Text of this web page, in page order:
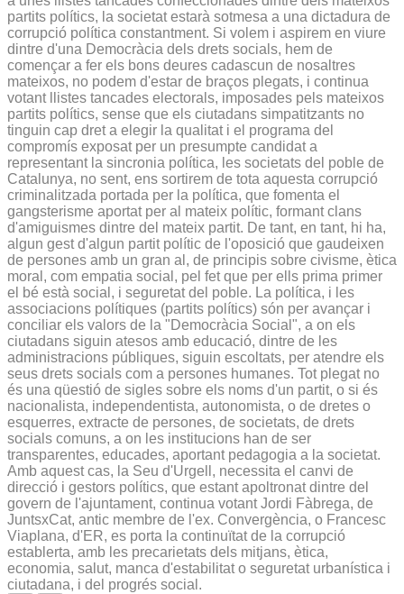
partits polítics, la societat estarà sotmesa a una dictadura de
corrupció política constantment. Si volem i aspirem en viure
dintre d'una Democràcia dels drets socials, hem de
començar a fer els bons deures cadascun de nosaltres
mateixos, no podem d'estar de braços plegats, i continua
votant llistes tancades electorals, imposades pels mateixos
partits polítics, sense que els ciutadans simpatitzants no
tinguin cap dret a elegir la qualitat i el programa del
compromís exposat per un presumpte candidat a
representant la sincronia política, les societats del poble de
Catalunya, no sent, ens sortirem de tota aquesta corrupció
criminalitzada portada per la política, que fomenta el
gangsterisme aportat per al mateix polític, formant clans
d'amiguismes dintre del mateix partit. De tant, en tant, hi ha,
algun gest d'algun partit polític de l'oposició que gaudeixen
de persones amb un gran al, de principis sobre civisme, ètica
moral, com empatia social, pel fet que per ells prima primer
el bé està social, i seguretat del poble. La política, i les
associacions polítiques (partits polítics) són per avançar i
conciliar els valors de la "Democràcia Social", a on els
ciutadans siguin atesos amb educació, dintre de les
administracions públiques, siguin escoltats, per atendre els
seus drets socials com a persones humanes. Tot plegat no
és una qüestió de sigles sobre els noms d'un partit, o si és
nacionalista, independentista, autonomista, o de dretes o
esquerres, extracte de persones, de societats, de drets
socials comuns, a on les institucions han de ser
transparentes, educades, aportant pedagogia a la societat.
Amb aquest cas, la Seu d'Urgell, necessita el canvi de
direcció i gestors polítics, que estant apoltronat dintre del
govern de l'ajuntament, continua votant Jordi Fàbrega, de
JuntsxCat, antic membre de l'ex. Convergència, o Francesc
Viaplana, d'ER, es porta la continuïtat de la corrupció
establerta, amb les precarietats dels mitjans, ètica,
economia, salut, manca d'estabilitat o seguretat urbanística i
ciutadana, i del progrés social.